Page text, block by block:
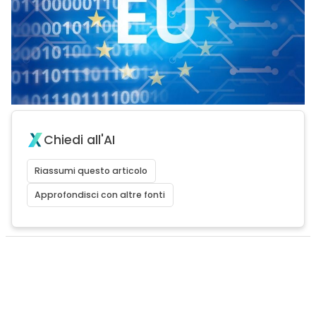
Chiedi all'AI
Riassumi questo articolo
Approfondisci con altre fonti